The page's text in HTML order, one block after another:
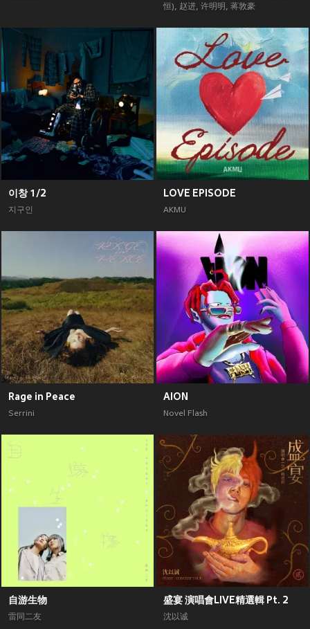
恒), 赵进, 许明明 , 蒋敦豪
이창 1/2
지구인
LOVE EPISODE
AKMU
Rage in Peace
Serrini
AION
Novel Flash
自游生物
雷同二友
盛宴 演唱會LIVE精選輯 Pt. 2
沈以诚